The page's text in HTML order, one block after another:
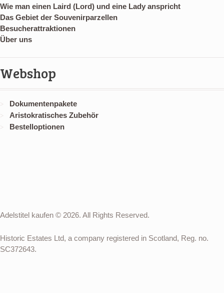
Wie man einen Laird (Lord) und eine Lady anspricht
Das Gebiet der Souvenirparzellen
Besucherattraktionen
Über uns
Webshop
Dokumentenpakete
Aristokratisches Zubehör
Bestelloptionen
Adelstitel kaufen © 2026. All Rights Reserved.
Historic Estates Ltd, a company registered in Scotland, Reg. no.
SC372643.